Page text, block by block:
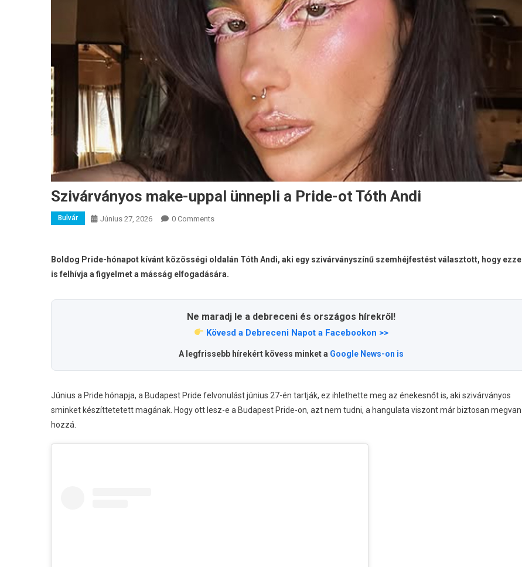
Szivárványos make-uppal ünnepli a Pride-ot Tóth Andi
Bulvár Június 27, 2026 0 Comments
Boldog Pride-hónapot kívánt közösségi oldalán Tóth Andi, aki egy szivárványszínű szemhéjfestést választott, hogy ezzel
is felhívja a figyelmet a másság elfogadására.
Ne maradj le a debreceni és országos hírekről!
Kövesd a Debreceni Napot a Facebookon >>
A legfrissebb hírekért kövess minket a Google News-on is
Június a Pride hónapja, a Budapest Pride felvonulást június 27-én tartják, ez ihlethette meg az énekesnőt is, aki szivárványos
sminket készíttetetett magának. Hogy ott lesz-e a Budapest Pride-on, azt nem tudni, a hangulata viszont már biztosan megvan
hozzá.